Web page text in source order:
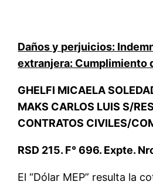
Daños y perjuicios:
extranjera: Cumplimiento
GHELFI MICAELA
MAKS CARLOS LUIS S/
CONTRATOS CIVILES/
RSD 215. F° 696. Expte.
El “Dólar MEP” resulta la